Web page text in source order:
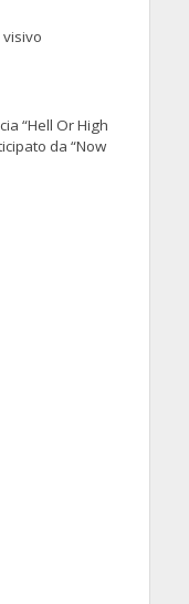
“Hell Or High
da “Now